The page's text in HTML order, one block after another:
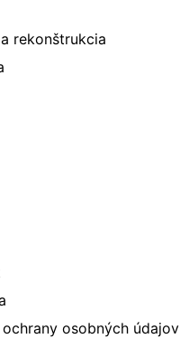
rekonštrukcia
ochrany osobných údajov